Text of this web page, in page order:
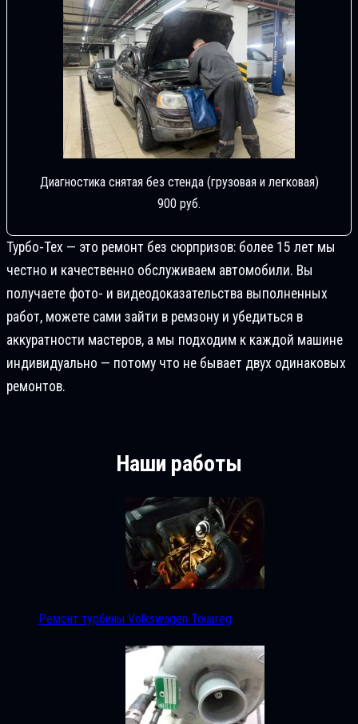
Диагностика снятая без стенда (грузовая и легковая)
900 руб.
Турбо-Тех — это ремонт без сюрпризов: более 15 лет мы
честно и качественно обслуживаем автомобили. Вы
получаете фото- и видеодоказательства выполненных
работ, можете сами зайти в ремзону и убедиться в
аккуратности мастеров, а мы подходим к каждой машине
индивидуально — потому что не бывает двух одинаковых
ремонтов.
Наши работы
Ремонт турбины Volkswagen Touareg